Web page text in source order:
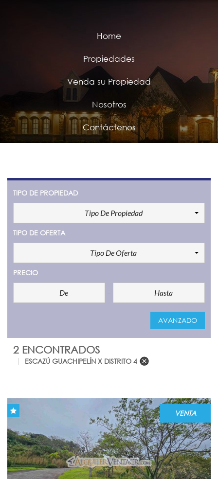
Home
Propiedades
Venda su Propiedad
Nosotros
Contáctenos
TIPO DE PROPIEDAD
Tipo De Propiedad
TIPO DE OFERTA
Tipo De Oferta
PRECIO
AVANZADO
2 ENCONTRADOS
ESCAZÚ GUACHIPELÍN X DISTRITO 4
VENTA